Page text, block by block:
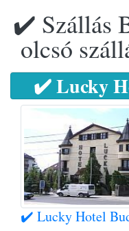
✔️ Szállás
olcsó
✔️ Lucky
✔️ Lucky Hotel